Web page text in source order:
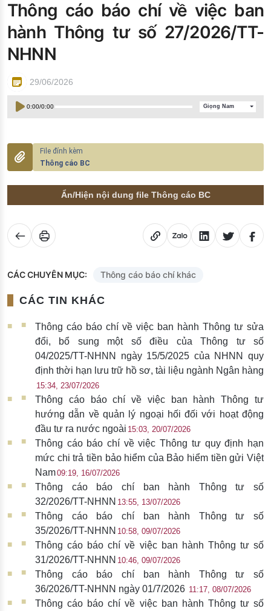
Đào tạo ISO
Thông cáo báo chí về việc ban
hành Thông tư số 27/2026/TT-
NHNN
29/06/2026
0:00/0:00 Giọng Nam
Thông cáo BC
Ẩn/Hiện nội dung file Thông cáo BC
CÁC CHUYÊN MỤC: Thông cáo báo chí khác
CÁC TIN KHÁC
Thông cáo báo chí về việc ban hành Thông tư sửa
đổi, bổ sung một số điều của Thông tư số
04/2025/TT-NHNN ngày 15/5/2025 của NHNN quy
định thời hạn lưu trữ hồ sơ, tài liệu ngành Ngân hàng
15:34, 23/07/2026
Thông cáo báo chí về việc ban hành Thông tư
hướng dẫn về quản lý ngoại hối đối với hoạt động
đầu tư ra nước ngoài 15:03, 20/07/2026
Thông cáo báo chí về việc Thông tư quy định hạn
mức chi trả tiền bảo hiểm của Bảo hiểm tiền gửi Việt
Nam09:19, 16/07/2026
Thông cáo báo chí ban hành Thông tư số
32/2026/TT-NHNN 13:55, 13/07/2026
Thông cáo báo chí ban hành Thông tư số
35/2026/TT-NHNN 10:58, 09/07/2026
Thông cáo báo chí về việc ban hành Thông tư số
31/2026/TT-NHNN 10:46, 09/07/2026
Thông cáo báo chí ban hành Thông tư số
36/2026/TT-NHNN ngày 01/7/2026 11:17, 08/07/2026
Thông cáo báo chí về việc ban hành Thông tư số